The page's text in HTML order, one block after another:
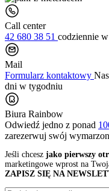
Call center
42 680 38 51 codziennie
Mail
Formularz kontaktowy
dni w tygodniu
Biura Rainbow
Odwiedź jedno z ponad
zarezerwuj swój
Jeśli chcesz jako pierwszy
marketingowe wprost na
ZAPISZ SIĘ NA